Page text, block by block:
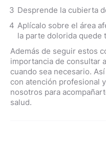
Desprende la cubierta
Aplícalo sobre el área
la parte dolorida quede
Además de seguir estos
importancia de consultar
cuando sea necesario.
con atención profesional
nosotros para
salud.